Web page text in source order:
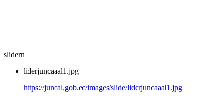
slidern
liderjuncaaal1.jpg
https://juncal.gob.ec/images/slide/liderjuncaaal1.jpg